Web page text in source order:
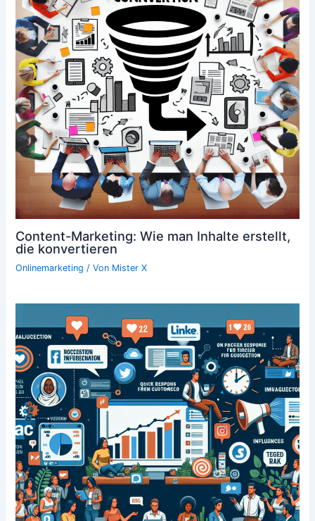
Content-Marketing: Wie man Inhalte erstellt,
die konvertieren
Onlinemarketing / Von Mister X